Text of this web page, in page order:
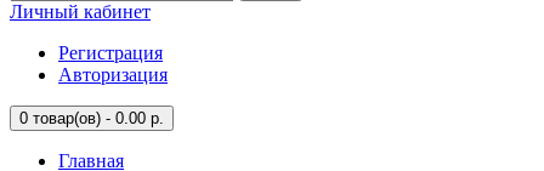
Личный кабинет
Регистрация
Авторизация
0 товар(ов) - 0.00 р.
Главная